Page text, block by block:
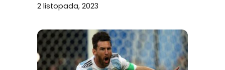
2 listopada, 2023